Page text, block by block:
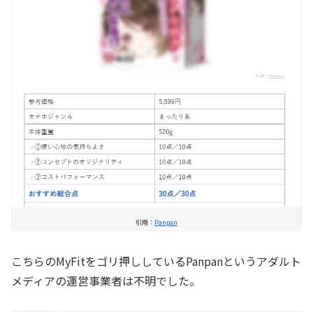
引用： Panpan
こちらのMyFitをゴリ押ししているPanpanというアダルト
メディアの運営事業者は不明でした。